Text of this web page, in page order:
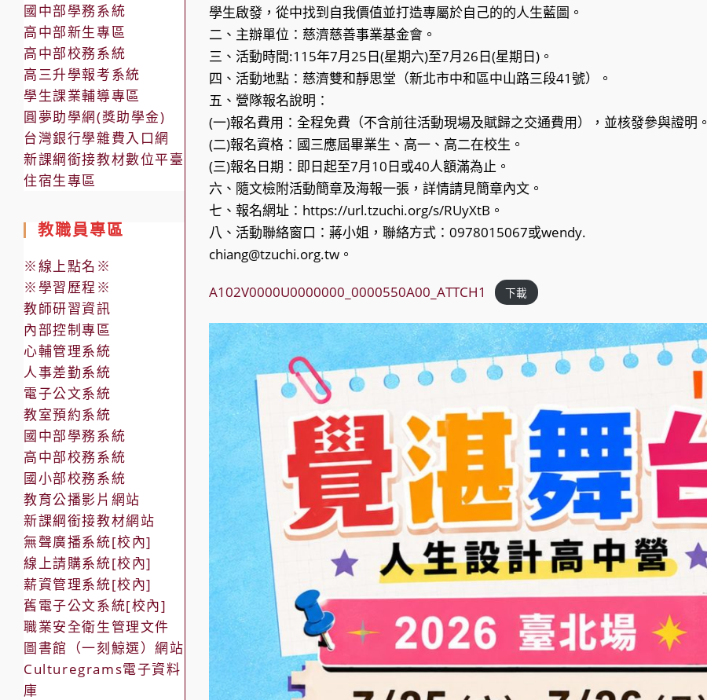
學生啟發，從中找到自我價值並打造專屬於自己的的人生藍圖。
二、主辦單位：慈濟慈善事業基金會。
三、活動時間:115年7月25日(星期六)至7月26日(星期日)。
四、活動地點：慈濟雙和靜思堂（新北市中和區中山路三段41號）。
五、營隊報名說明：
(一)報名費用：全程免費（不含前往活動現場及賦歸之交通費用），並核發參與證明。
(二)報名資格：國三應屆畢業生、高一、高二在校生。
(三)報名日期：即日起至7月10日或40人額滿為止。
六、隨文檢附活動簡章及海報一張，詳情請見簡章內文。
七、報名網址：https://url.tzuchi.org/s/RUyXtB。
八、活動聯絡窗口：蔣小姐，聯絡方式：0978015067或wendy.
chiang@tzuchi.org.tw。
A102V0000U0000000_0000550A00_ATTCH1 下載
國中部學務系統
高中部新生專區
高中部校務系統
高三升學報考系統
學生課業輔導專區
圓夢助學網(獎助學金)
台灣銀行學雜費入口網
新課綱銜接教材數位平臺
住宿生專區
教職員專區
※線上點名※
※學習歷程※
教師研習資訊
內部控制專區
心輔管理系統
人事差勤系統
電子公文系統
教室預約系統
國中部學務系統
高中部校務系統
國小部校務系統
教育公播影片網站
新課綱銜接教材網站
無聲廣播系統[校內]
線上請購系統[校內]
薪資管理系統[校內]
舊電子公文系統[校內]
職業安全衛生管理文件
圖書館（一刻鯨選）網站
Culturegrams電子資料
庫